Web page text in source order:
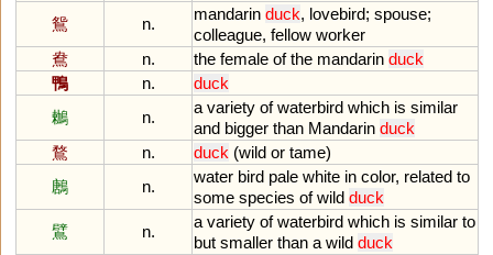
鴛
n.
mandarin duck, lovebird; spouse;
colleague, fellow worker
鴦
n. the female of the mandarin duck
鴨
n.
duck
鶒
n.
a variety of waterbird which is similar
and bigger than Mandarin duck
鶩
n. duck (wild or tame)
鶶
n.
water bird pale white in color, related to
some species of wild duck
鷿
n.
a variety of waterbird which is similar to
but smaller than a wild duck